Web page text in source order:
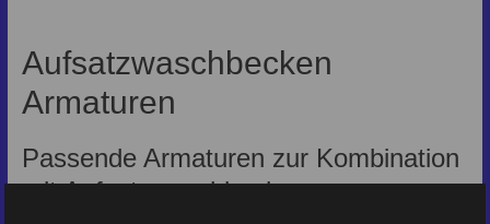
Aufsatzwaschbecken
Armaturen
Passende Armaturen zur Kombination
mit Aufsatzwaschbecken